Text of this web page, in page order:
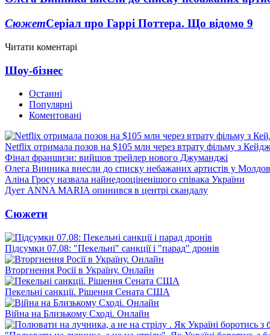
СюжетСеріал про Гаррі Поттера. Що відомо 9
Читати коментарі
Шоу-бізнес
Останні
Популярні
Коментовані
Netflix отримала позов на $105 млн через втрату фільму з
Фінал франшизи: вийшов трейлер нового Джуманджі
Олега Винника внесли до списку небажаних артистів у
Аліна Гросу назвала найнедооціненішого співака України
Дует ANNA MARIA опинився в центрі скандалу
Сюжети
Підсумки 07.08: "Пекельні" санкції і "парад" дронів
Вторгнення Росії в Україну. Онлайн
Пекельні санкції. Рішення Сената США
Війна на Близькому Сході. Онлайн